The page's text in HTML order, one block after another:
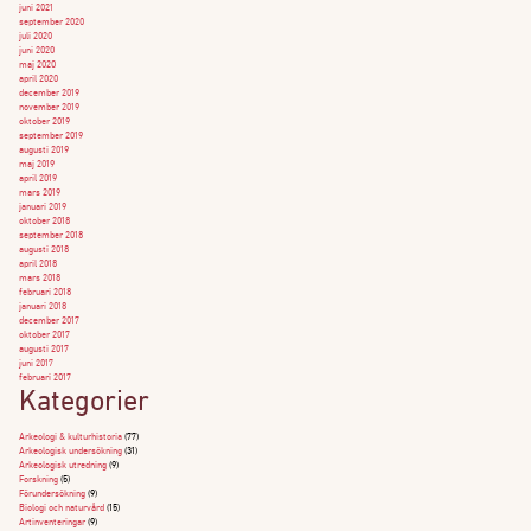
juni 2021
september 2020
juli 2020
juni 2020
maj 2020
april 2020
december 2019
november 2019
oktober 2019
september 2019
augusti 2019
maj 2019
april 2019
mars 2019
januari 2019
oktober 2018
september 2018
augusti 2018
april 2018
mars 2018
februari 2018
januari 2018
december 2017
oktober 2017
augusti 2017
juni 2017
februari 2017
Kategorier
Arkeologi & kulturhistoria (77)
Arkeologisk undersökning (31)
Arkeologisk utredning (9)
Forskning (5)
Förundersökning (9)
Biologi och naturvård (15)
Artinventeringar (9)